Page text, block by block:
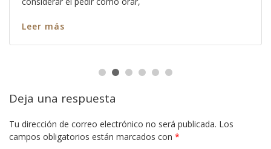
Leer más
Deja una respuesta
Tu dirección de correo electrónico no será publicada. Los
campos obligatorios están marcados con *